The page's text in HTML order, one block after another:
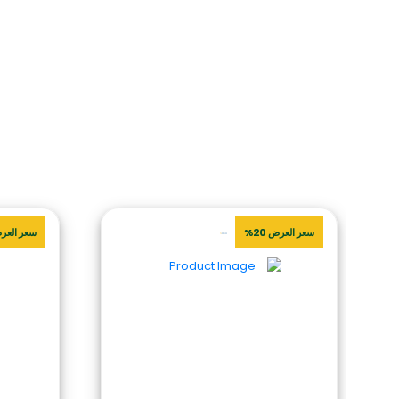
سعر العرض 20% سعر العرض